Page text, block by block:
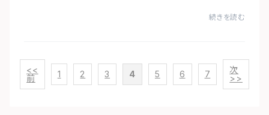
続きを読む
<<
前
1 2 3 4 5 6 7
次
>>